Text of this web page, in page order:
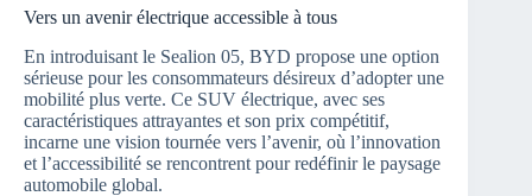
Vers un avenir électrique accessible à tous
En introduisant le Sealion 05, BYD propose une option
sérieuse pour les consommateurs désireux d’adopter une
mobilité plus verte. Ce SUV électrique, avec ses
caractéristiques attrayantes et son prix compétitif,
incarne une vision tournée vers l’avenir, où l’innovation
et l’accessibilité se rencontrent pour redéfinir le paysage
automobile global.